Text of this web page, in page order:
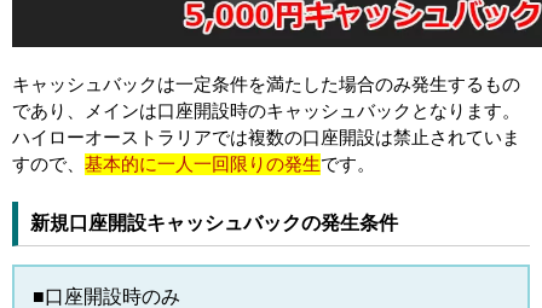
キャッシュバックは一定条件を満たした場合のみ発生するもの
であり、メインは口座開設時のキャッシュバックとなります。
ハイローオーストラリアでは複数の口座開設は禁止されていま
すので、 基本的に一人一回限りの発生です。
新規口座開設キャッシュバックの発生条件
■口座開設時のみ